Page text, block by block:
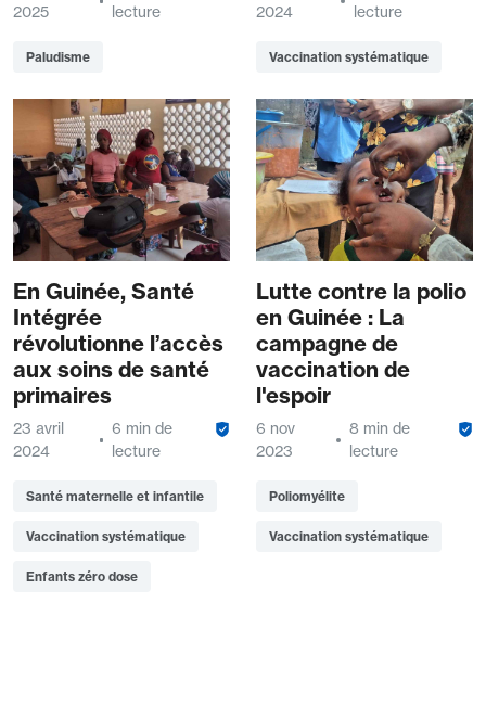
2025
lecture
Paludisme
2024
lecture
Vaccination systématique
En Guinée, Santé
Intégrée
révolutionne l’accès
aux soins de santé
primaires
23 avril
2024
6 min de
lecture
Santé maternelle et infantile
Vaccination systématique
Enfants zéro dose
Lutte contre la polio
en Guinée : La
campagne de
vaccination de
l'espoir
6 nov
2023
8 min de
lecture
Poliomyélite
Vaccination systématique